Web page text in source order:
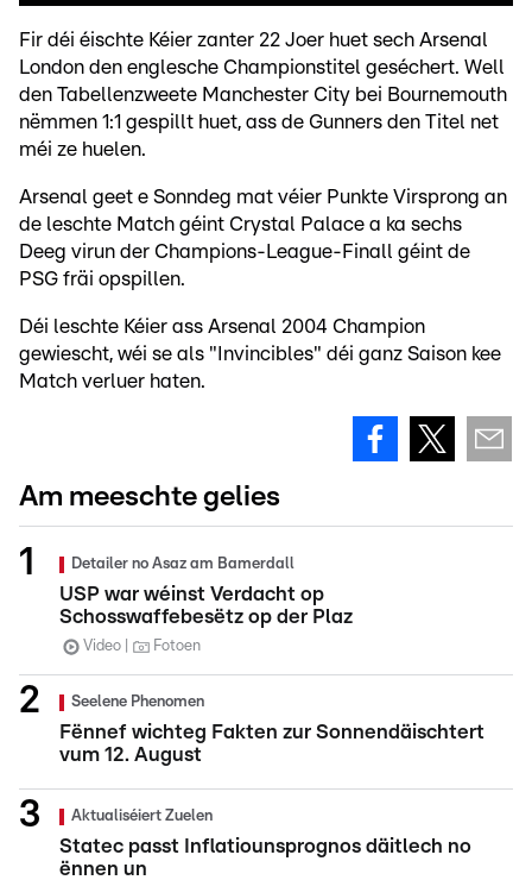
Fir déi éischte Kéier zanter 22 Joer huet sech Arsenal
London den englesche Championstitel geséchert. Well
den Tabellenzweete Manchester City bei Bournemouth
nëmmen 1:1 gespillt huet, ass de Gunners den Titel net
méi ze huelen.
Arsenal geet e Sonndeg mat véier Punkte Virsprong an
de leschte Match géint Crystal Palace a ka sechs
Deeg virun der Champions-League-Finall géint de
PSG fräi opspillen.
Déi leschte Kéier ass Arsenal 2004 Champion
gewiescht, wéi se als "Invincibles" déi ganz Saison kee
Match verluer haten.
Am meeschte gelies
Detailer no Asaz am Bamerdall
USP war wéinst Verdacht op
Schosswaffebesëtz op der Plaz
Video Fotoen
Seelene Phenomen
Fënnef wichteg Fakten zur Sonnendäischtert
vum 12. August
Aktualiséiert Zuelen
Statec passt Inflatiounsprognos däitlech no
ënnen un